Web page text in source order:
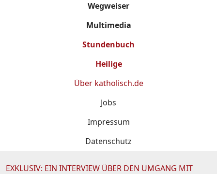
Wegweiser
Multimedia
Stundenbuch
Heilige
Über katholisch.de
Jobs
Impressum
Datenschutz
EXKLUSIV: EIN INTERVIEW ÜBER DEN UMGANG MIT